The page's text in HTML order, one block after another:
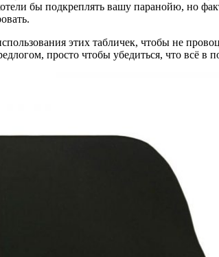
бы подкреплять вашу паранойю, но
этих табличек, чтобы не
просто чтобы убедиться, что всё в